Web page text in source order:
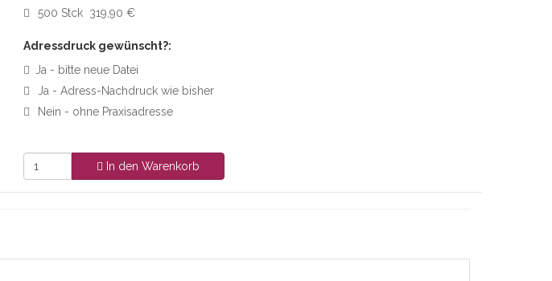
500 Stck 319,90 €
Adressdruck gewünscht?:
Ja - bitte neue Datei
Ja - Adress-Nachdruck wie bisher
Nein - ohne Praxisadresse
In den Warenkorb